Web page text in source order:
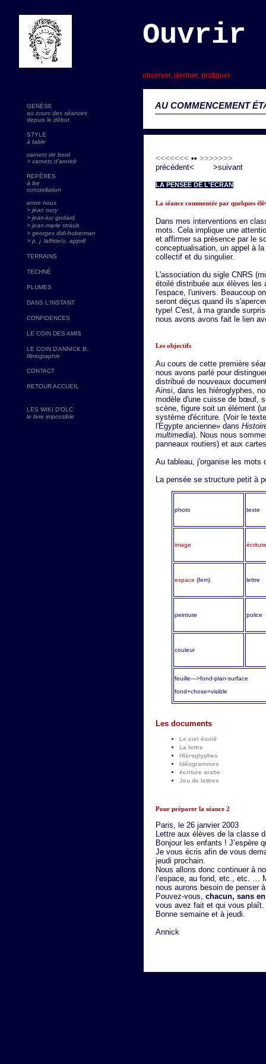
AU COMMENCEMENT
observer, deviner, pratiquer
GENÈSE
au cours des séances
depuis le début
STYLE
à table
carnets de bord
> carnets d'annick
REPÈRES
à lire
constellation
entre nous
> jean oury
> jean-luc godard
> jean-marie straub
> georges didi-huberman
> p. j. laffitte/o. apprill
TERRAINS
TECHNÈ
PLUMES
DANS L'INSTANT
CONFIDENCES
LE COIN DES AMIS
LE COIN D'ANNICK B.
filmographie
CONTACT
RETOUR ACCUEIL
LES WIKI D'OLC
le livre impossible
<<<<<<< •• >>>>>>>
précédent< >suivant
LA PENSÉE DE L'ÉCRAN
La séance commentée par quelques
Dans mes interventions en
mots. Cela implique une
et affirmer sa présence par le
conceptualisation, un appel à
collectif et du singulier.
L'association du sigle CNRS
étoilé distribuée aux élèves les
l'espace, l'univers. Beaucoup
seront déçus quand ils
type! C'est, à ma grande
nous avons avons fait le lien
Les objectifs
Au cours de cette première
nous avons parlé pour
distribué de nouveaux
Ainsi, dans les hiéroglyphes,
modèle d'une cuisse de bœuf,
scène, figure soit un élément
système d'écriture. (Voir le
l'Egypte ancienne» dans
multimedia). Nous nous
panneaux routiers) et aux
Au tableau, j'organise les mots
La pensée se structure petit à
photo texte
image écriture
espace (fem) lettre
peinture police
couleur
feuille—>fond-plan-surface
fond+chose=visible
Les documents
Le ciel étoilé
La lettre
Hiéroglyphes
Idéogrammes
écriture arabe
Jeu de lettres
Pour préparer la séance 2
Paris, le 26 janvier 2003
Lettre aux élèves de la classe
Bonjour les enfants ! J’espère
Je vous écris afin de vous
jeudi prochain.
Nous allons donc continuer à
l’espace, au fond, etc., etc. …
nous aurons besoin de penser
Pouvez-vous, chacun, sans
vous avez fait et qui vous plaît.
Bonne semaine et à jeudi.
Annick
Ouvrir